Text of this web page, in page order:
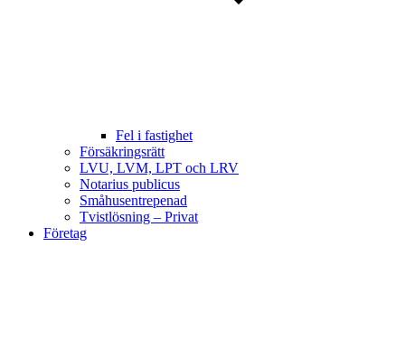
Fel i fastighet
Försäkringsrätt
LVU, LVM, LPT och LRV
Notarius publicus
Småhusentrepenad
Tvistlösning – Privat
Företag